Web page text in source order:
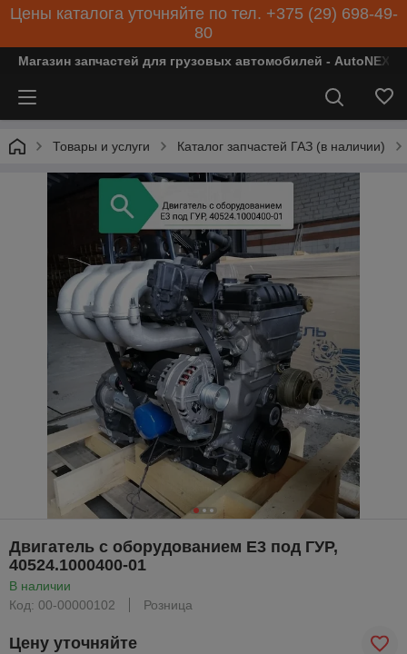
Цены каталога уточняйте по тел. +375 (29) 698-49-
80
Магазин запчастей для грузовых автомобилей - AutoNEXT
Товары и услуги Каталог запчастей ГАЗ (в наличии)
Двигатель с оборудованием Е3 под ГУР,
40524.1000400-01
В наличии
Код: 00-00000102
Розница
Цену уточняйте